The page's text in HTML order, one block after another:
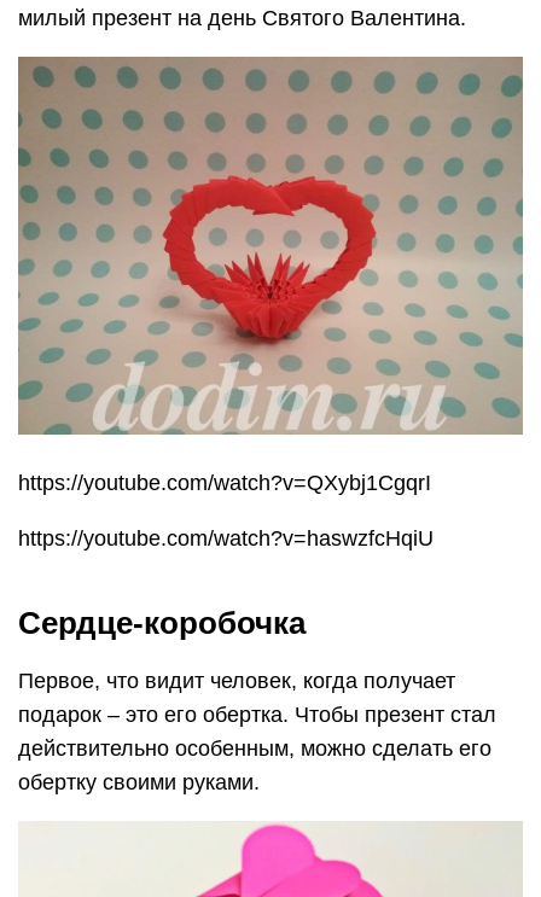
милый презент на день Святого Валентина.
https://youtube.com/watch?v=QXybj1CgqrI
https://youtube.com/watch?v=haswzfcHqiU
Сердце-коробочка
Первое, что видит человек, когда получает
подарок – это его обертка. Чтобы презент стал
действительно особенным, можно сделать его
обертку своими руками.